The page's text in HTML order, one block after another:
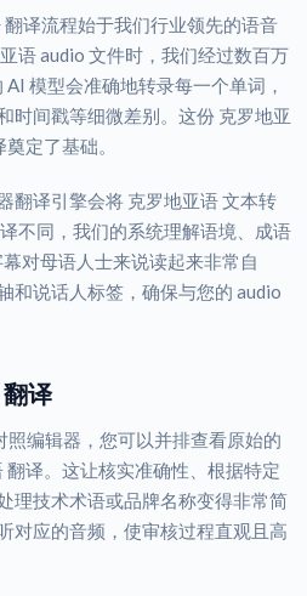
翻译流程始于我们行业领先的语音
语 audio 文件时，我们经过数百万
模型会准确地转录每一个单词，
时间戳等细微差别。这份 克罗地亚
定了基础。
翻译引擎会将 克罗地亚语 文本转
不同，我们的系统理解语境、成语
对母语人士来说读起来非常自
和说话人标签，确保与您的 audio
译
照编辑器，您可以并排查看原始的
翻译。这让核实准确性、根据特定
理技术术语或品牌名称变得非常简
对应的音频，使审核过程直观且高